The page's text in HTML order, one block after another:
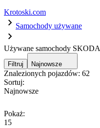
Krotoski.com
Samochody używane
Używane samochody SKODA
Filtruj Najnowsze
Znalezionych pojazdów: 62
Sortuj:
Najnowsze
Pokaż:
15